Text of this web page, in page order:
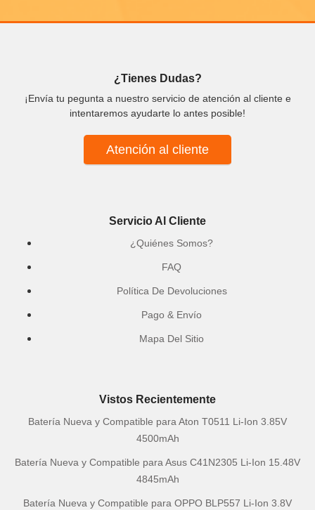
¿Tienes Dudas?
¡Envía tu pegunta a nuestro servicio de atención al cliente e
intentaremos ayudarte lo antes posible!
Atención al cliente
Servicio Al Cliente
¿Quiénes Somos?
FAQ
Política De Devoluciones
Pago & Envío
Mapa Del Sitio
Vistos Recientemente
Batería Nueva y Compatible para Aton T0511 Li-Ion 3.85V
4500mAh
Batería Nueva y Compatible para Asus C41N2305 Li-Ion 15.48V
4845mAh
Batería Nueva y Compatible para OPPO BLP557 Li-Ion 3.8V